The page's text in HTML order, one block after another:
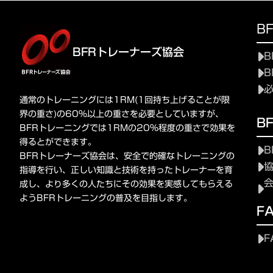
BFRトレーナーズ協会
通常のトレーニングには1RM(1回持ち上げることが限
界の重さ)の60%以上の重さを必要としていますが、
BFRトレーニングでは1RMの20%程度の重さで効果を
得るとができます。
BFRトレーナーズ協会は、安全で的確なトレーニングの
指導を行い、正しい知識と技術を持ったトレーナーを育
成し、より多くの人たちにその効果を実感してもらえる
ようBFRトレーニングの普及を目指します。